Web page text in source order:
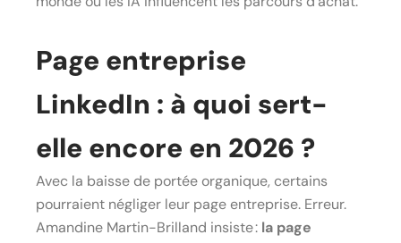
Page entreprise
LinkedIn : à quoi sert-
elle encore en 2026 ?
Avec la baisse de portée organique, certains
pourraient négliger leur page entreprise. Erreur.
Amandine Martin-Brilland insiste : la page